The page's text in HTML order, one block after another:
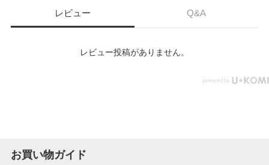
レビュー Q&A
レビュー投稿がありません。
お買い物ガイド